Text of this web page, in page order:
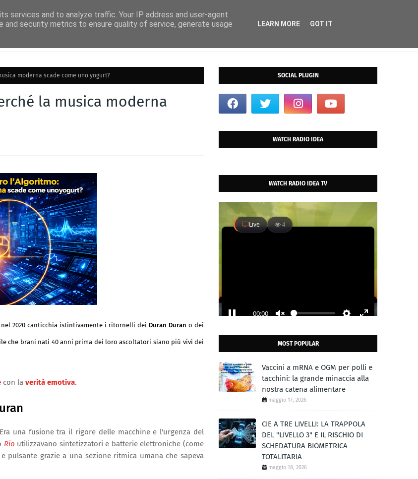
moderna scade come uno yogurt?
la musica moderna
nel 2020 canticchia istintivamente i ritornelli dei Duran Duran o dei
che brani nati 40 anni prima dei loro ascoltatori siano più vivi dei
con la verità emotiva.
una fusione tra il rigore delle macchine e l'urgenza del
Rio utilizzavano sintetizzatori e batterie elettroniche (come
pulsante grazie a una sezione ritmica umana che sapeva
SOCIAL PLUGIN
WATCH RADIO IDEA
WATCH RADIO IDEA TV
MOST POPULAR
Vaccini a mRNA e OGM per polli e
tacchini: la grande minaccia alla
nostra catena alimentare
maggio 17, 2026
CIE A TRE LIVELLI: LA TRAPPOLA
DEL "LIVELLO 3" E IL RISCHIO DI
SCHEDATURA BIOMETRICA
TOTALITARIA
maggio 18, 2026
services and to analyze traffic. Your IP address and user-agent
and security metrics to ensure quality of service, generate usage
LEARN MORE GOT IT